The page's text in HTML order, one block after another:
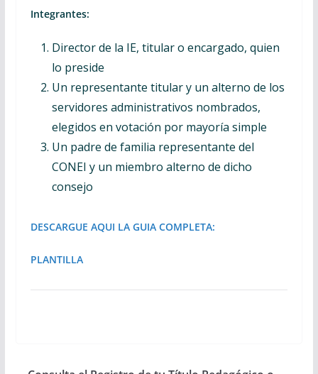
Integrantes:
Director de la IE, titular o encargado, quien
lo preside
Un representante titular y un alterno de los
servidores administrativos nombrados,
elegidos en votación por mayoría simple
Un padre de familia representante del
CONEI y un miembro alterno de dicho
consejo
DESCARGUE AQUI LA GUIA COMPLETA:
PLANTILLA